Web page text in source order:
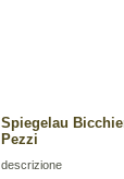
Spiegelau
Pezzi
descrizione